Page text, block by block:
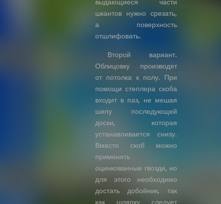
выдающиеся части
шкантов нужно срезать,
а поверхность
отшлифовать.
Второй вариант.
Облицовку производят
от потолка к полу. При
помощи степлера скоба
входит в паз, не мешая
шипу последующей
доски, которая
устанавливается снизу.
Вместо скоб можно
применять
оцинкованные гвозди, но
для этого необходимо
достать добойник, так
как шляпку следует